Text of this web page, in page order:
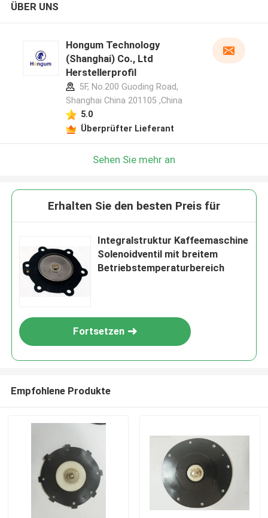
ÜBER UNS
Hongum Technology
(Shanghai) Co., Ltd
Herstellerprofil
5F, No.200 Guoding Road,
Shanghai China 201105 ,China
5.0
Überprüfter Lieferant
Sehen Sie mehr an
Erhalten Sie den besten Preis für
Integralstruktur Kaffeemaschine
Solenoidventil mit breitem
Betriebstemperaturbereich
Fortsetzen
Empfohlene Produkte